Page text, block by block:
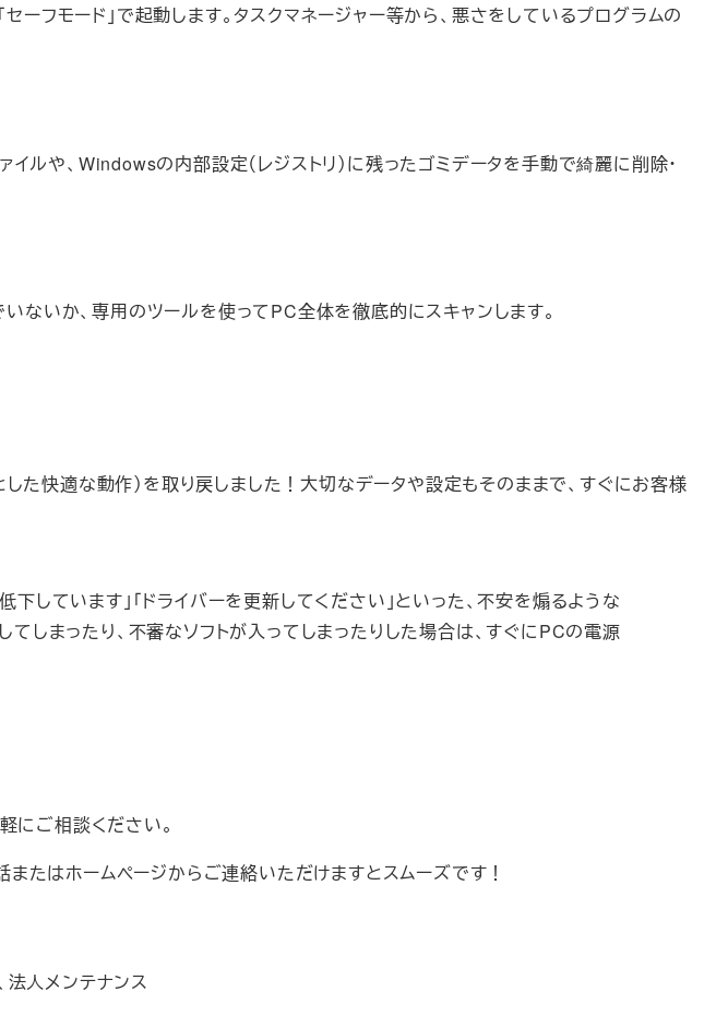
フモード」で起動します。タスクマネージャー等から、悪さをしているプログラムの
ルや、Windowsの内部設定（レジストリ）に残ったゴミデータを手動で綺麗に削除・
いないか、専用のツールを使ってPC全体を徹底的にスキャンします。
た快適な動作）を取り戻しました！大切なデータや設定もそのままで、すぐにお客様
下しています」「ドライバーを更新してください」といった、不安を煽るような
てしまったり、不審なソフトが入ってしまったりした場合は、すぐにPCの電源
にご相談ください。
たはホームページからご連絡いただけますとスムーズです！
法人メンテナンス